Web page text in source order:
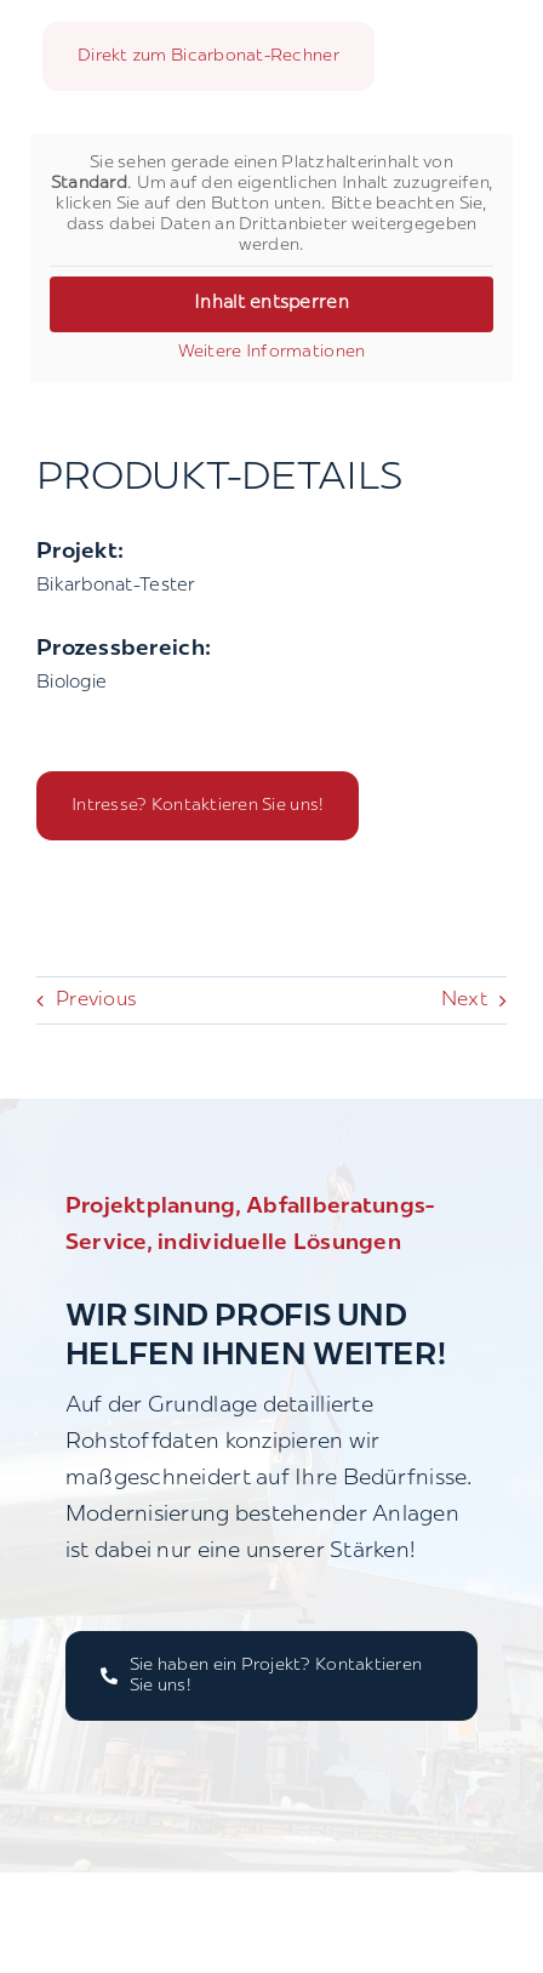
PRODUKT-DETAILS
Projekt:
Bikarbonat-Tester
Prozessbereich:
Biologie
Intresse? Kontaktieren Sie uns!
Direkt zum Bicarbonat-Rechner
Sie sehen gerade einen Platzhalterinhalt von
Standard. Um auf den eigentlichen Inhalt zuzugreifen,
klicken Sie auf den Button unten. Bitte beachten Sie,
dass dabei Daten an Drittanbieter weitergegeben
werden.
Inhalt entsperren
Weitere Informationen
Previous Next
Projektplanung, Abfallberatungs-
Service, individuelle Lösungen
WIR SIND PROFIS UND
HELFEN IHNEN WEITER!
Auf der Grundlage detaillierte
Rohstoffdaten konzipieren wir
maßgeschneidert auf Ihre Bedürfnisse.
Modernisierung bestehender Anlagen
ist dabei nur eine unserer Stärken!
Sie haben ein Projekt? Kontaktieren
Sie uns!